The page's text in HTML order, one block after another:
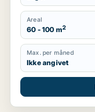
Areal
60 - 100 m2
Max. per måned
Ikke angivet